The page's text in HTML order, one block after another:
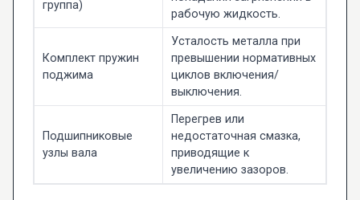
группа)
рабочую жидкость.
Комплект пружин
поджима
Усталость металла при
превышении нормативных
циклов включения/
выключения.
Подшипниковые
узлы вала
Перегрев или
недостаточная смазка,
приводящие к
увеличению зазоров.